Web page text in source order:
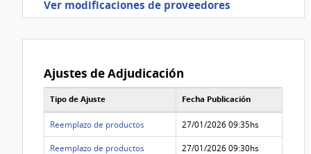
Ver modificaciones de proveedores
Ajustes de Adjudicación
Lista de Ajustes de Adjudicación
Tipo de Ajuste Fecha Publicación
Reemplazo de productos 27/01/2026 09:35hs
Reemplazo de productos 27/01/2026 09:30hs